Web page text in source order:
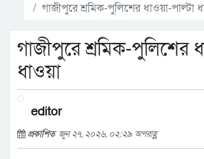
গাজীপুরে শ্রমিক-পুলিশের ধাওয়া-পাল্টা
গাজীপুরে শ্রমিক-পুলিশের
ধাওয়া
editor
প্রকাশিত জুন ২৭, ২০২৬, ০২:২৯ অপরাহ্ণ